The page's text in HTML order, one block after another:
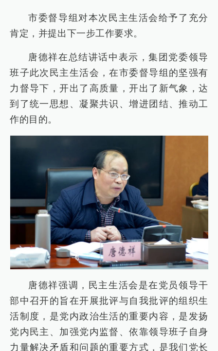
市委督导组对本次民主生活会给予了充分
肯定，并提出下一步工作要求。
唐德祥在总结讲话中表示，集团党委领导
班子此次民主生活会，在市委督导组的坚强有
力督导下，开出了高质量，开出了新气象，达
到了统一思想、凝聚共识、增进团结、推动工
作的目的。
唐德祥强调，民主生活会是在党员领导干
部中召开的旨在开展批评与自我批评的组织生
活制度，是党内政治生活的重要内容，是发扬
党内民主、加强党内监督、依靠领导班子自身
力量解决矛盾和问题的重要方式，是我们党长